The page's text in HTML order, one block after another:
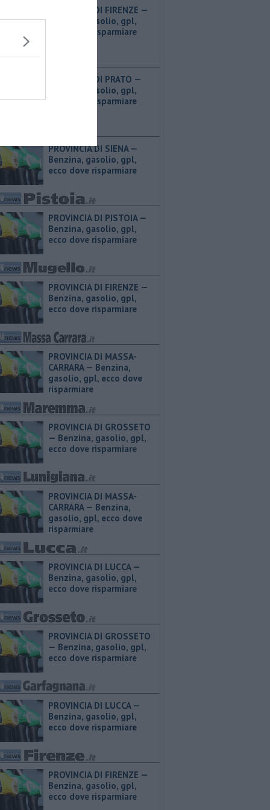
PROVINCIA DI FIRENZE — ​
Benzina, gasolio, gpl,
ecco dove risparmiare
PROVINCIA DI PRATO — ​
Benzina, gasolio, gpl,
ecco dove risparmiare
PROVINCIA DI SIENA — ​
Benzina, gasolio, gpl,
ecco dove risparmiare
PROVINCIA DI PISTOIA — ​
Benzina, gasolio, gpl,
ecco dove risparmiare
PROVINCIA DI FIRENZE — ​
Benzina, gasolio, gpl,
ecco dove risparmiare
PROVINCIA DI MASSA-
CARRARA — ​Benzina,
gasolio, gpl, ecco dove
risparmiare
PROVINCIA DI GROSSETO
— ​Benzina, gasolio, gpl,
ecco dove risparmiare
PROVINCIA DI MASSA-
CARRARA — ​Benzina,
gasolio, gpl, ecco dove
risparmiare
PROVINCIA DI LUCCA — ​
Benzina, gasolio, gpl,
ecco dove risparmiare
PROVINCIA DI GROSSETO
— ​Benzina, gasolio, gpl,
ecco dove risparmiare
PROVINCIA DI LUCCA — ​
Benzina, gasolio, gpl,
ecco dove risparmiare
PROVINCIA DI FIRENZE — ​
Benzina, gasolio, gpl,
ecco dove risparmiare